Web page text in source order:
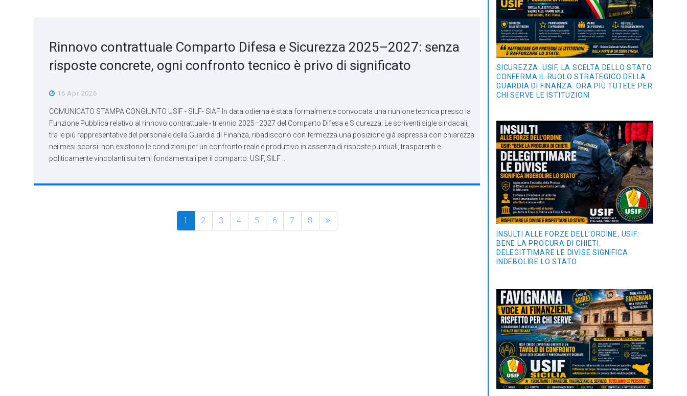
Rinnovo contrattuale Comparto Difesa e Sicurezza 2025–2027: senza
risposte concrete, ogni confronto tecnico è privo di significato
16 Apr 2026
COMUNICATO STAMPA CONGIUNTO USIF - SILF- SIAF In data odierna è stata formalmente convocata una riunione tecnica presso la
Funzione Pubblica relativo al rinnovo contrattuale - triennio 2025–2027 del Comparto Difesa e Sicurezza. Le scriventi sigle sindacali,
tra le più rappresentative del personale della Guardia di Finanza, ribadiscono con fermezza una posizione già espressa con chiarezza
nei mesi scorsi: non esistono le condizioni per un confronto reale e produttivo in assenza di risposte puntuali, trasparenti e
politicamente vincolanti sui temi fondamentali per il comparto. USIF, SILF ...
1 2 3 4 5 6 7 8
SICUREZZA: USIF, LA SCELTA DELLO STATO
CONFERMA IL RUOLO STRATEGICO DELLA
GUARDIA DI FINANZA. ORA PIÙ TUTELE PER
CHI SERVE LE ISTITUZIONI
INSULTI ALLE FORZE DELL’ORDINE, USIF:
BENE LA PROCURA DI CHIETI.
DELEGITTIMARE LE DIVISE SIGNIFICA
INDEBOLIRE LO STATO